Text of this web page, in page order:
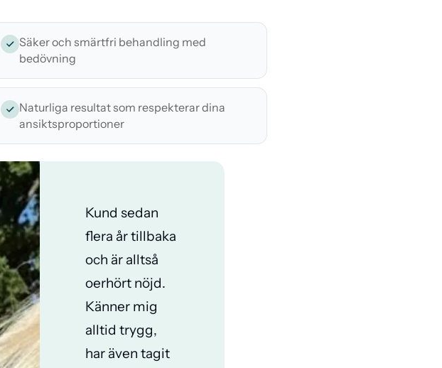
Säker och smärtfri behandling med
bedövning
Naturliga resultat som respekterar dina
ansiktsproportioner
Kund sedan
flera år tillbaka
och är alltså
oerhört nöjd.
Känner mig
alltid trygg,
har även tagit